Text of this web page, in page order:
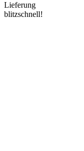
Lieferung
blitzschnell!